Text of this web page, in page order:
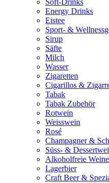
Soft-Drinks
Energy Drinks
Eistee
Sport- &
Sirup
Säfte
Milch
Wasser
Zigaretten
Cigarillos &
Tabak
Tabak Zubehör
Rotwein
Weisswein
Rosé
Champagner &
Süss- &
Alkoholfreie Weine
Lagerbier
Craft Beer &